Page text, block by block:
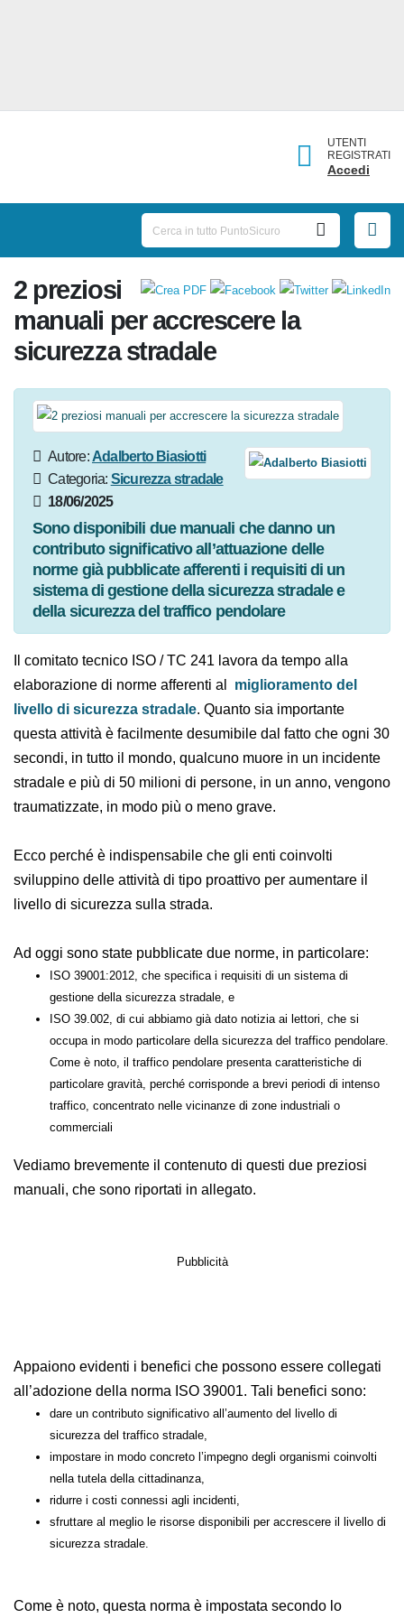
UTENTI
REGISTRATI
Accedi
2 preziosi
manuali per accrescere la
sicurezza stradale
Autore:Adalberto
Biasiotti
Categoria:
18/06/2025
Sono disponibili due manuali che danno un
contributo significativo all’attuazione delle
norme già pubblicate afferenti i requisiti di un
sistema di gestione della sicurezza stradale e
della sicurezza del traffico pendolare
Il comitato tecnico ISO / TC 241 lavora da tempo alla
elaborazione di norme afferenti almiglioramento del
livello di sicurezza stradale. Quanto sia importante
questa attività è facilmente desumibile dal fatto che
ogni 30 secondi, in tutto il mondo, qualcuno muore in
un incidente stradale e più di 50 milioni di persone, in
grave.
Ecco perché è indispensabile che gli enti coinvolti
il livello di sicurezza sulla strada.
Ad oggi sono state pubblicate due norme, in
particolare:
ISO 39001:2012, che specifica i requisiti di un sistema di gestione
della sicurezza stradale, e
ISO 39.002, di cui abbiamo già dato notizia ai lettori, che si
occupa in modo particolare della sicurezza del traffico
pendolare. Come è noto, il traffico pendolare presenta
caratteristiche di particolare gravità, perché corrisponde a brevi
industriali o commerciali
preziosi manuali, che sono riportati in allegato.
Appaiono evidenti i benefici che possono essere
collegati all’adozione della norma ISO 39001. Tali
benefici sono:
dare un contributo significativo all’aumento del livello di
sicurezza del traffico stradale,
ridurre i costi connessi agli incidenti,